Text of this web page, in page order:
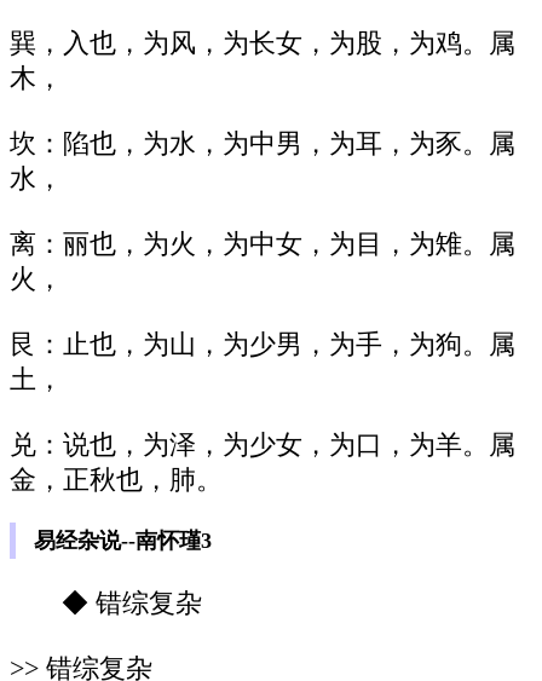
巽，入也，为风，为长女，为股，为鸡。属
木，
坎：陷也，为水，为中男，为耳，为豕。属
水，
离：丽也，为火，为中女，为目，为雉。属
火，
艮：止也，为山，为少男，为手，为狗。属
土，
兑：说也，为泽，为少女，为口，为羊。属
金，正秋也，肺。
易经杂说--南怀瑾3
◆ 错综复杂
>> 错综复杂